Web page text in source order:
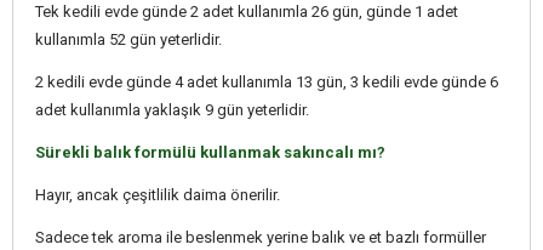
Tek kedili evde günde 2 adet kullanımla 26 gün, günde 1 adet
kullanımla 52 gün yeterlidir.
2 kedili evde günde 4 adet kullanımla 13 gün, 3 kedili evde günde 6
adet kullanımla yaklaşık 9 gün yeterlidir.
Sürekli balık formülü kullanmak sakıncalı mı?
Hayır, ancak çeşitlilik daima önerilir.
Sadece tek aroma ile beslenmek yerine balık ve et bazlı formüller